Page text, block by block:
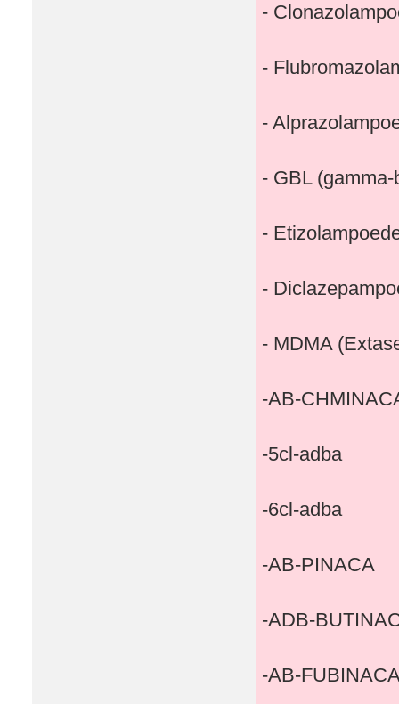
-
-
-
- GBL
-
-
- MDMA
-AB-
-5cl-adba
-6cl-adba
-AB-PINACA
-ADB-
-AB-